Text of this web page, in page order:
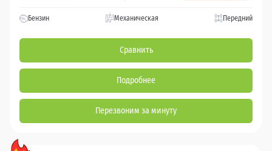
Бензин Механическая Передний
Сравнить
Подробнее
Перезвоним за минуту